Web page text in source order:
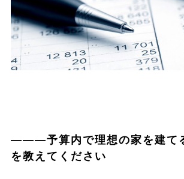
―――予算内で理想の家を建て
を教えてください